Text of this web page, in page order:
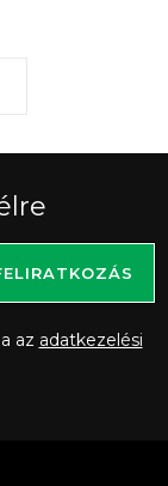
az adatkezelési